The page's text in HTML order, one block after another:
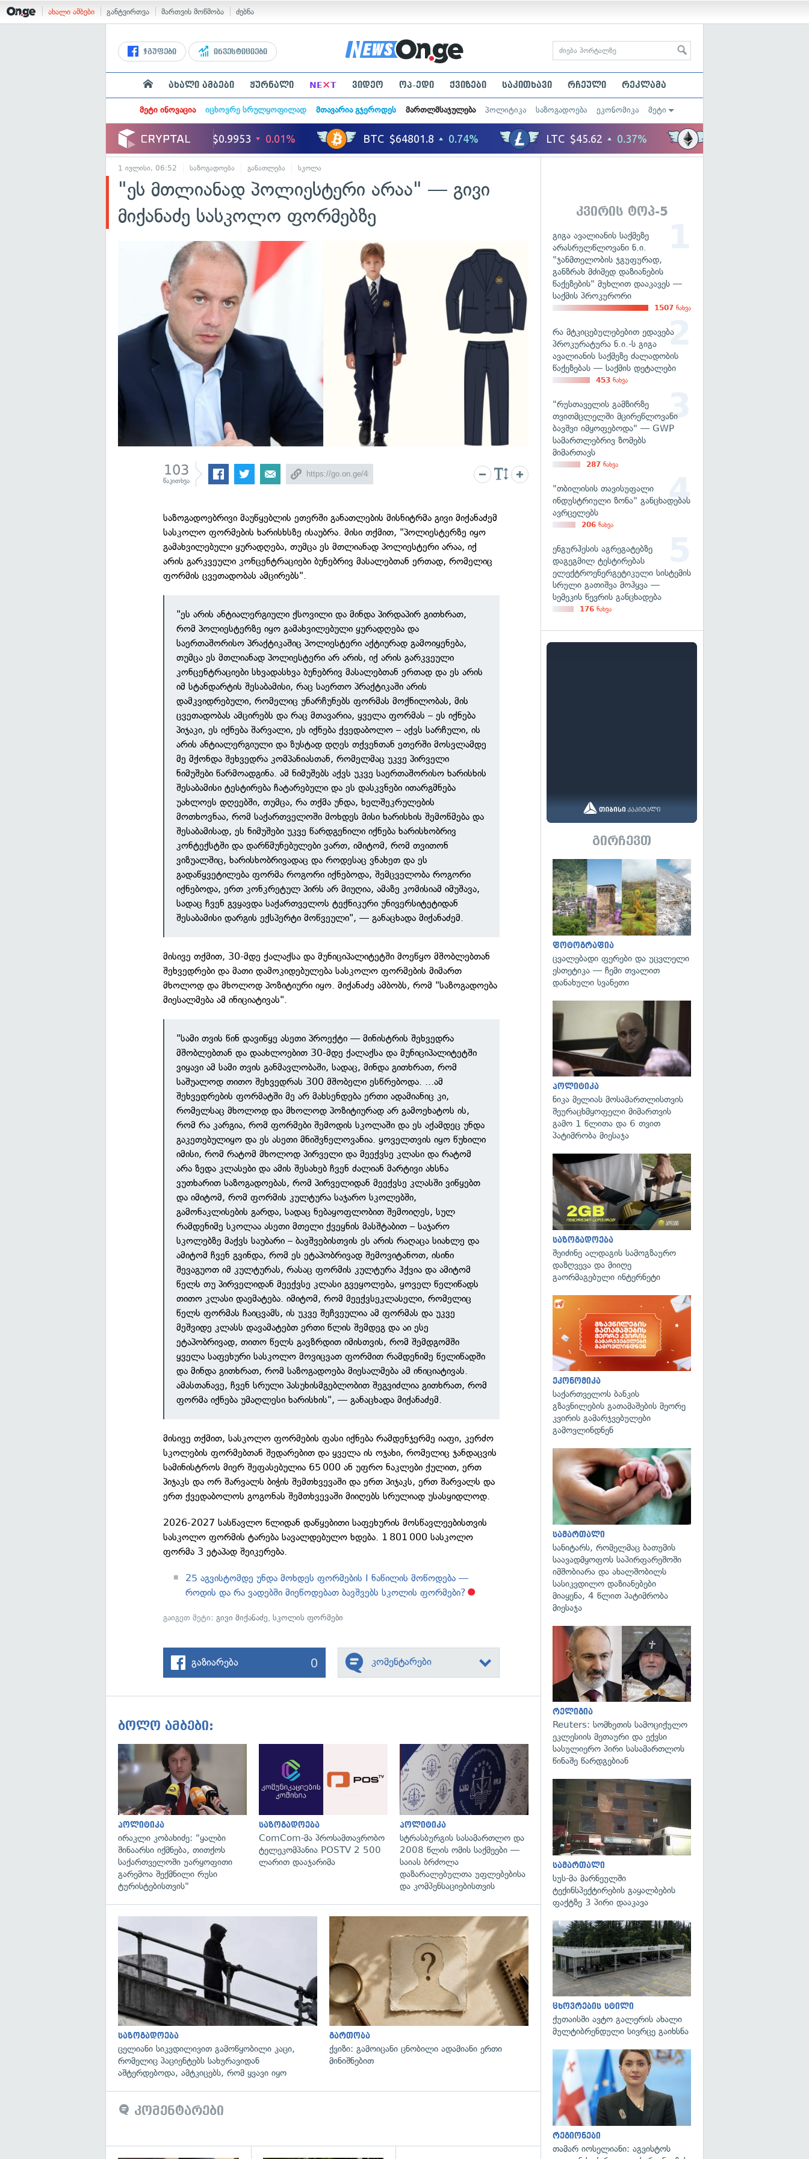
ახალი ამბები განტვირთვა მართვის მოწმობა ძებნა
ჯგუფები ინვესტიციები
ახალი ამბები ჟურნალი NE×T ვიდეო ოპ-ედი ქვიზები საკითხავი რჩეული რეკლამა
მეტი ინოვაცია იცხოვრე სრულყოფილად მთავარია გჯეროდეს მართლმსაჯულება პოლიტიკა საზოგადოება ეკონომიკა მეტი
1 ივლისი, 06:52 საზოგადოება განათლება სკოლა
"ეს მთლიანად პოლიესტერი არაა" — გივი
მიქანაძე სასკოლო ფორმებზე
103
წაკითხვა
საზოგადოებრივი მაუწყებლის ეთერში განათლების მისნიტრმა გივი მიქანაძემ
სასკოლო ფორმების ხარისხსზე ისაუბრა. მისი თქმით, "პოლიესტერზე იყო
გამახვილებული ყურადღება, თუმცა ეს მთლიანად პოლიესტერი არაა, იქ
არის გარკვეული კონცენტრაციები ბუნებრივ მასალებთან ერთად, რომელიც
ფორმის ცვეთადობას ამცირებს".
"ეს არის ანტიალერგიული ქსოვილი და მინდა პირდაპირ გითხრათ,
რომ პოლიესტერზე იყო გამახვილებული ყურადღება და
საერთაშორისო პრაქტიკაშიც პოლიესტერი აქტიურად გამოიყენება,
თუმცა ეს მთლიანად პოლიესტერი არ არის, იქ არის გარკვეული
კონცენტრაციები სხვადასხვა ბუნებრივ მასალებთან ერთად და ეს არის
იმ სტანდარტის შესაბამისი, რაც საერთო პრაქტიკაში არის
დამკვიდრებული, რომელიც უნარჩუნებს ფორმას მოქნილობას, მის
ცვეთადობას ამცირებს და რაც მთავარია, ყველა ფორმას – ეს იქნება
პიჯაკი, ეს იქნება შარვალი, ეს იქნება ქვედაბოლო – აქვს სარჩული, ის
არის ანტიალერგიული და ზუსტად დღეს თქვენთან ეთერში მოსვლამდე
მე მქონდა შეხვედრა კომპანიასთან, რომელმაც უკვე პირველი
ნიმუშები წარმოადგინა. ამ ნიმუშებს აქვს უკვე საერთაშორისო ხარისხის
შესაბამისი ტესტირება ჩატარებული და ეს დასკვნები ითარგმნება
უახლოეს დღეებში, თუმცა, რა თქმა უნდა, ხელშეკრულების
მოთხოვნაა, რომ საქართველოში მოხდეს მისი ხარისხის შემოწმება და
შესაბამისად, ეს ნიმუშები უკვე წარდგენილი იქნება ხარისხობრივ
კონტექსტში და დარწმუნებულები ვართ, იმიტომ, რომ თვითონ
ვიზუალშიც, ხარისხობრივადაც და როდესაც ვნახეთ და ეს
გადაწყვეტილება ფორმა როგორი იქნებოდა, შემცველობა როგორი
იქნებოდა, ერთ კონკრეტულ პირს არ მიუღია, ამაზე კომისიამ იმუშავა,
სადაც ჩვენ გვყავდა საქართველოს ტექნიკური უნივერსიტეტიდან
შესაბამისი დარგის ექსპერტი მოწვეული", — განაცხადა მიქანაძემ.
მისივე თქმით, 30-მდე ქალაქსა და მუნიციპალიტეტში მოეწყო მშობლებთან
შეხვედრები და მათი დამოკიდებულება სასკოლო ფორმების მიმართ
მხოლოდ და მხოლოდ პოზიტიური იყო. მიქანაძე ამბობს, რომ "საზოგადოება
მიესალმება ამ ინიციატივას".
"სამი თვის წინ დავიწყე ასეთი პროექტი — მინისტრის შეხვედრა
მშობლებთან და დაახლოებით 30-მდე ქალაქსა და მუნიციპალიტეტში
ვიყავი ამ სამი თვის განმავლობაში, სადაც, მინდა გითხრათ, რომ
საშუალოდ თითო შეხვედრას 300 მშობელი ესწრებოდა. ...ამ
შეხვედრების ფორმატში მე არ მახსენდება ერთი ადამიანიც კი,
რომელსაც მხოლოდ და მხოლოდ პოზიტიურად არ გამოეხატოს ის,
რომ რა კარგია, რომ ფორმები შემოდის სკოლაში და ეს აქამდეც უნდა
გაკეთებულიყო და ეს ასეთი მნიშვნელოვანია. ყოველთვის იყო წუხილი
იმისი, რომ რატომ მხოლოდ პირველი და მეექვსე კლასი და რატომ
არა ზედა კლასები და ამის შესახებ ჩვენ ძალიან მარტივი ახსნა
ვუთხარით საზოგადოებას, რომ პირველიდან მეექვსე კლასში ვიწყებთ
და იმიტომ, რომ ფორმის კულტურა საჯარო სკოლებში,
გამონაკლისების გარდა, სადაც ნებაყოფლობით შემოიღეს, სულ
რამდენიმე სკოლაა ასეთი მთელი ქვეყნის მასშტაბით – საჯარო
სკოლებზე მაქვს საუბარი – ბავშვებისთვის ეს არის რაღაცა სიახლე და
ამიტომ ჩვენ გვინდა, რომ ეს ეტაპობრივად შემოვიტანოთ, ისინი
შევაგუოთ იმ კულტურას, რასაც ფორმის კულტურა ჰქვია და ამიტომ
წელს თუ პირველიდან მეექვსე კლასი გვეყოლება, ყოველ წელიწადს
თითო კლასი დაემატება. იმიტომ, რომ მეექვსეკლასელი, რომელიც
წელს ფორმას ჩაიცვამს, ის უკვე შეჩვეულია ამ ფორმას და უკვე
მეშვიდე კლასს დავამატებთ ერთი წლის შემდეგ და აი ესე
ეტაპობრივად, თითო წელს გავზრდით იმისთვის, რომ შემდგომში
ყველა საფეხური სასკოლო მოვიცვათ ფორმით რამდენიმე წელიწადში
და მინდა გითხრათ, რომ საზოგადოება მიესალმება ამ ინიციატივას.
ამასთანავე, ჩვენ სრული პასუხისმგებლობით შეგვიძლია გითხრათ, რომ
ფორმა იქნება უმაღლესი ხარისხის", — განაცხადა მიქანაძემ.
მისივე თქმით, სასკოლო ფორმების ფასი იქნება რამდენჯერმე იაფი, კერძო
სკოლების ფორმებთან შედარებით და ყველა ის ოჯახი, რომელიც ჯანდაცვის
სამინისტროს მიერ შეფასებულია 65 000 ან უფრო ნაკლები ქულით, ერთ
პიჯაკს და ორ შარვალს ბიჭის შემთხვევაში და ერთ პიჯაკს, ერთ შარვალს და
ერთ ქვედაბოლოს გოგონას შემთხვევაში მიიღებს სრულიად უსასყიდლოდ.
2026-2027 სასწავლო წლიდან დაწყებითი საფეხურის მოსწავლეებისთვის
სასკოლო ფორმის ტარება სავალდებულო ხდება. 1 801 000 სასკოლო
ფორმა 3 ეტაპად შეიკერება.
25 აგვისტომდე უნდა მოხდეს ფორმების I ნაწილის მოწოდება —
როდის და რა ვადებში მიეწოდებათ ბავშვებს სკოლის ფორმები?
გაიგეთ მეტი:გივი მიქანაძე,სკოლის ფორმები
გაზიარება 0 კომენტარები
ბოლო ამბები:
პოლიტიკა
ირაკლი კობახიძე: "ყალბი
შინაარსი იქმნება, თითქოს
საქართველოში უარყოფითი
გარემოა შექმნილი რუსი
ტურისტებისთვის"
გადახედვა
საზოგადოება
ComCom-მა პროსამთავრობო
ტელეკომპანია POSTV 2 500
ლარით დააჯარიმა
გადახედვა
პოლიტიკა
სტრასბურგის სასამართლო და
2008 წლის ომის საქმეები —
საიას ბრძოლა
დაზარალებულთა უფლებებისა
და კომპენსაციებისთვის
გადახედვა
საზოგადოება
ცელიანი სიკვდილივით გამოწყობილი კაცი,
რომელიც პაციენტებს სახურავიდან
აშტერდებოდა, ამტკიცებს, რომ ყვავი იყო
გართობა
ქვიზი: გამოიცანი ცნობილი ადამიანი ერთი
მინიშნებით
კომენტარები
კვირის ტოპ-5
გიგა ავალიანის საქმეზე
არასრულწლოვანი ნ.ი.
"ჯანმთელობის ჯგუფურად,
განზრახ მძიმედ დაზიანების
წაქეზების" მუხლით დააკავეს —
საქმის პროკურორი
1507 ნახვა
რა მტკიცებულებებით ედავება
პროკურატურა ნ.ი.-ს გიგა
ავალიანის საქმეზე ძალადობის
წაქეზებას — საქმის დეტალები
453 ნახვა
"რუსთაველის გამზირზე
თვითმცლელში მცირეწლოვანი
ბავშვი იმყოფებოდა" — GWP
სამართლებრივ ზომებს
მიმართავს
287 ნახვა
"თბილისის თავისუფალი
ინდუსტრიული ზონა" განცხადებას
ავრცელებს
206 ნახვა
ენგურჰესის აგრეგატებზე
დაგეგმილ ტესტირებას
ელექტროენერგეტიკული სისტემის
სრული გათიშვა მოჰყვა —
სემეკის წევრის განცხადება
176 ნახვა
გირჩევთ
ფოტოგრაფია
ცვალებადი ფერები და უცვლელი
ესთეტიკა — ჩემი თვალით
დანახული სვანეთი
პოლიტიკა
ნიკა მელიას მოსამართლისთვის
შეურაცხმყოფელი მიმართვის
გამო 1 წლითა და 6 თვით
პატიმრობა მიესაჯა
საზოგადოება
შეიძინე ალდაგის სამოგზაურო
დაზღვევა და მიიღე
გაორმაგებული ინტერნეტი
ეკონომიკა
საქართველოს ბანკის
გზავნილების გათამაშების მეორე
კვირის გამარჯვებულები
გამოვლინდნენ
სამართალი
სანიტარს, რომელმაც ბათუმის
საავადმყოფოს საპირფარეშოში
იმშობიარა და ახალშობილს
სასიკვდილო დაზიანებები
მიაყენა, 4 წლით პატიმრობა
მიესაჯა
რელიგია
Reuters: სომხეთის სამოციქულო
ეკლესიის მეთაური და ექვსი
სასულიერო პირი სასამართლოს
წინაშე წარდგებიან
სამართალი
სუს-მა მარნეულში
ტექინსპექტირების გაყალბების
ფაქტზე 3 პირი დააკავა
ცხოვრების სტილი
ქუთაისში ავტო გალერის ახალი
მულტიბრენდული სივრცე გაიხსნა
რეგიონები
თამარ იოსელიანი: აგვისტოს